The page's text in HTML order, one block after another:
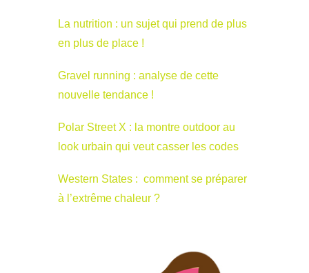
La nutrition : un sujet qui prend de plus
en plus de place !
Gravel running : analyse de cette
nouvelle tendance !
Polar Street X : la montre outdoor au
look urbain qui veut casser les codes
Western States : comment se préparer
à l’extrême chaleur ?